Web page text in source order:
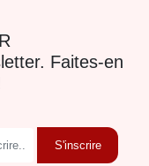
Faites-en
S'inscrire